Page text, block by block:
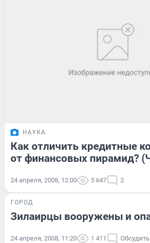
НАУКА
Как отличить кредитные
от финансовых пирамид?
24 апреля, 2008, 12:00 5 647 2
ГОРОД
Зилаирцы вооружены и
24 апреля, 2008, 11:20 1 411 Обсудить